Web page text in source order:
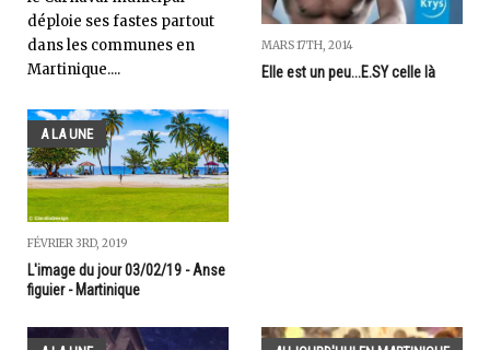
déploie ses fastes partout
dans les communes en
Martinique....
MARS 17TH, 2014
Elle est un peu...E.SY celle là
A LA UNE
FÉVRIER 3RD, 2019
L'image du jour 03/02/19 - Anse
figuier - Martinique